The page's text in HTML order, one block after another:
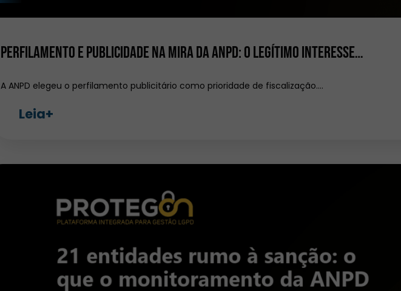
Perfilamento e publicidade na mira da ANPD: o legítimo interesse…
A ANPD elegeu o perfilamento publicitário como prioridade de fiscalização.…
Leia+